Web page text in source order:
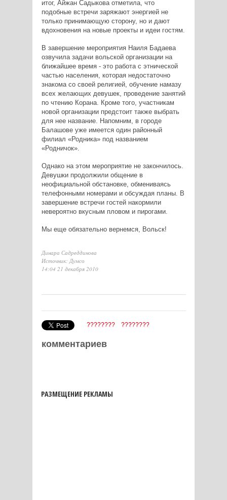
итог, Айжан Садыкова отметила, что
подобные встречи заряжают энергией не
только принимающую сторону, но и дают
вдохновения на новые проекты и идеи гостям.
В завершение мероприятия Наиля Бадаева
озвучила задачи вольской организации на
ближайшее время - это работа с этнической
частью населения, которая недостаточно
знакома со своей религией, обучение намазу
всех желающих девушек, проведение занятий
по чтению Корана. Кроме того, участникам
новой организации предстоит также выбрать
для нее название. Напомним, в городе
Балашове уже имеется один районный
филиал «Родника» под названием
«Родничок».
Однако на этом мероприятие не закончилось.
Девушки продолжили общение в
неофициальной обстановке, обмениваясь
телефонными номерами и обсуждая планы. В
завершение встречи гостей накормили
невероятно вкусным пловом и пирогами.
Мы еще обязательно вернемся, Вольск!
Динара Садреддинова
Источник: Думсо
14:04 21 декабря 2010
???????? ????????
комментариев
РАЗМЕЩЕНИЕ РЕКЛАМЫ